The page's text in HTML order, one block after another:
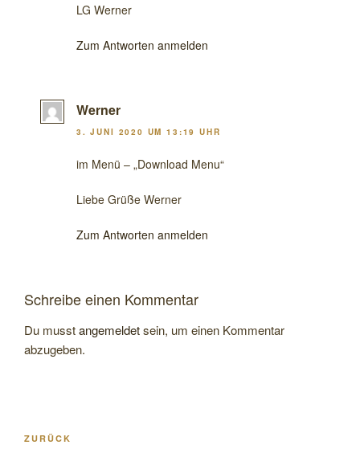
LG Werner
Zum Antworten anmelden
Werner
3. JUNI 2020 UM 13:19 UHR
im Menü – „Download Menu“
Liebe Grüße Werner
Zum Antworten anmelden
Schreibe einen Kommentar
Du musstangemeldetsein, um einen Kommentar
abzugeben.
Beitragsnavigation
Vorheriger
ZURÜCK